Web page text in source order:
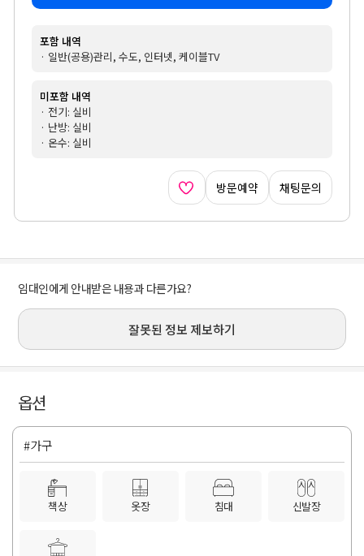
포함 내역
· 일반(공용)관리, 수도, 인터넷, 케이블TV
미포함 내역
· 전기: 실비
· 난방: 실비
· 온수: 실비
방문예약 채팅문의
임대인에게 안내받은 내용과 다른가요?
잘못된 정보 제보하기
옵션
#가구
책상 옷장 침대 신발장